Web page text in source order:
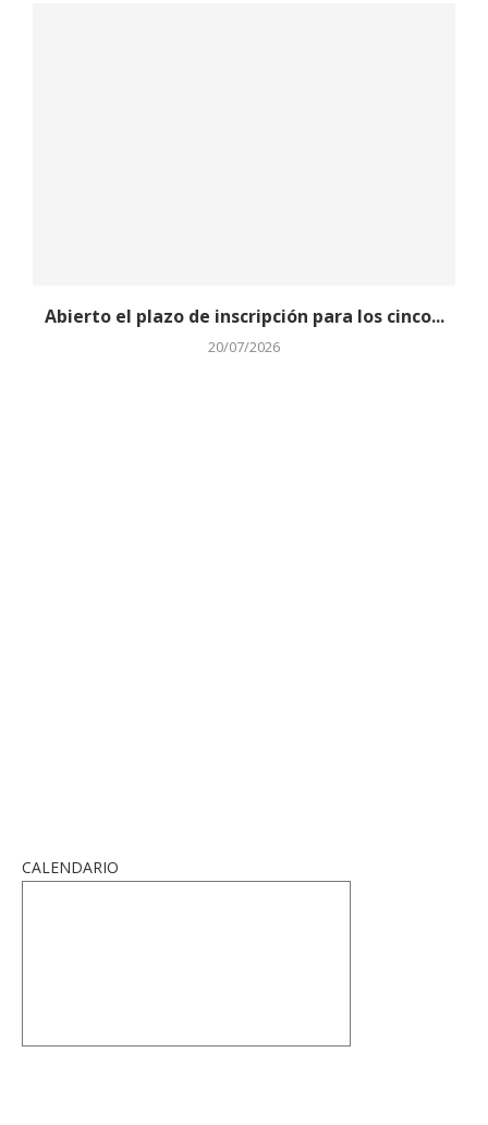
Abierto el plazo de inscripción para los cinco...
20/07/2026
CALENDARIO